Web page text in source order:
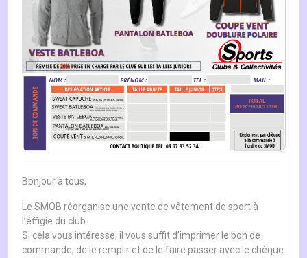
Bonjour à tous,
Le SMOB réorganise une vente de vêtement de sport à
l’éffigie du club.
Si cela vous intéresse, il vous suffit d’imprimer le bon de
commande, de le remplir et de le faire passer avec le chèque